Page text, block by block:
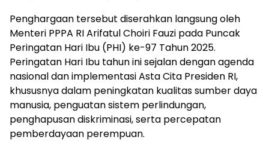
Penghargaan tersebut diserahkan langsung oleh
Menteri PPPA RI Arifatul Choiri Fauzi pada Puncak
Peringatan Hari Ibu (PHI) ke-97 Tahun 2025.
Peringatan Hari Ibu tahun ini sejalan dengan agenda
nasional dan implementasi Asta Cita Presiden RI,
khususnya dalam peningkatan kualitas sumber daya
manusia, penguatan sistem perlindungan,
penghapusan diskriminasi, serta percepatan
pemberdayaan perempuan.